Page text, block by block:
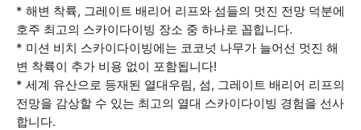
* 해변 착륙, 그레이트 배리어 리프와 섬들의 멋진 전망 덕분에
호주 최고의 스카이다이빙 장소 중 하나로 꼽힙니다.
* 미션 비치 스카이다이빙에는 코코넛 나무가 늘어선 멋진 해
변 착륙이 추가 비용 없이 포함됩니다!
* 세계 유산으로 등재된 열대우림, 섬, 그레이트 배리어 리프의
전망을 감상할 수 있는 최고의 열대 스카이다이빙 경험을 선사
합니다.